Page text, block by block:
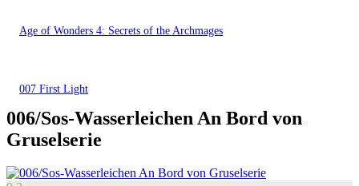
Age of Wonders 4: Secrets of the Archmages
007 First Light
006/Sos-Wasserleichen An Bord von
Gruselserie